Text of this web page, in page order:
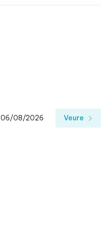
06/08/2026 Veure